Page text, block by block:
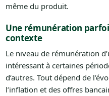
même du produit.
Une rémunération
contexte
Le niveau de rémunération
intéressant à certaines
d’autres. Tout dépend de
l’inflation et des offres